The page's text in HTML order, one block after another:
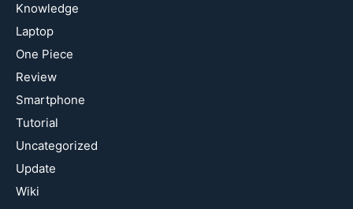
Knowledge
Laptop
One Piece
Review
Smartphone
Tutorial
Uncategorized
Update
Wiki